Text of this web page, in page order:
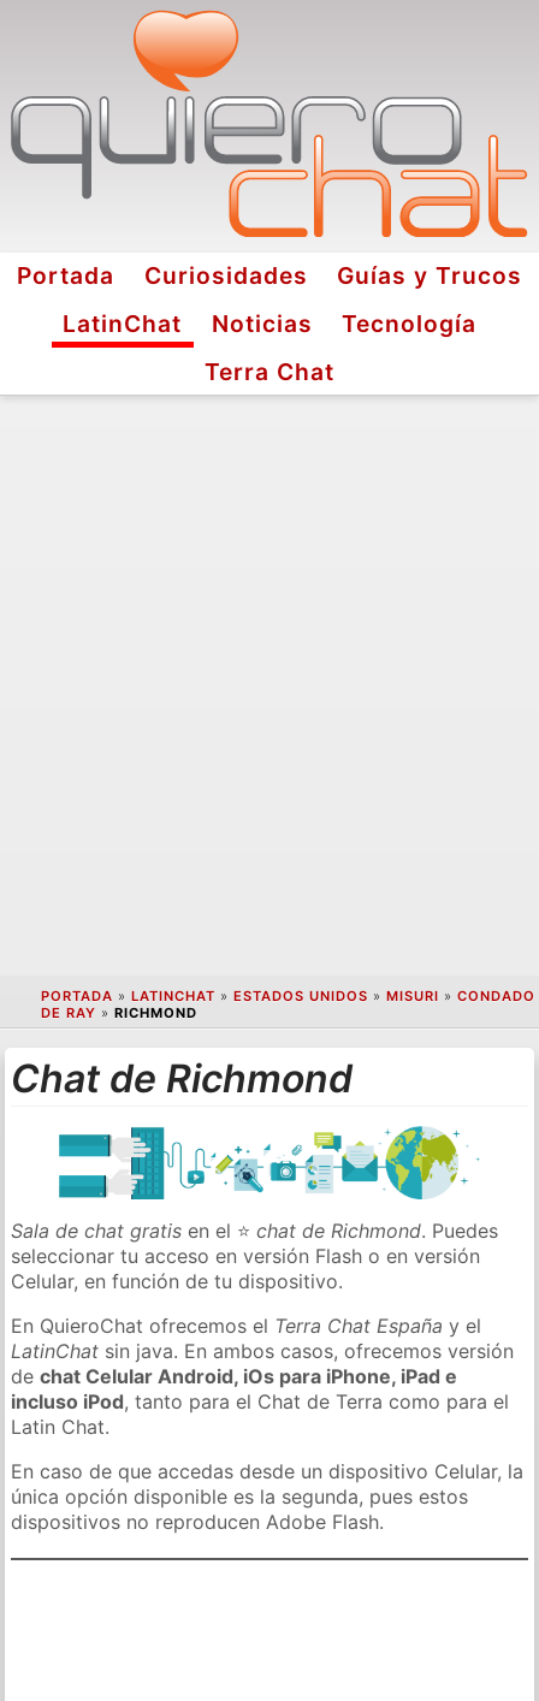
Portada Curiosidades
Guías y Trucos
LatinChat
Noticias
Tecnología
Terra Chat
PORTADA » LATINCHAT » ESTADOS UNIDOS » MISURI » CONDADO
DE RAY » RICHMOND
Chat de Richmond
Sala de chat gratis en el ⭐chat de Richmond. Puedes
seleccionar tu acceso en versión Flash o en versión
Celular, en función de tu dispositivo.
En QuieroChat ofrecemos el Terra Chat España y el
LatinChat sin java. En ambos casos, ofrecemos versión
dechat Celular Android, iOs para iPhone, iPad e
incluso iPod, tanto para el Chat de Terra como para el
Latin Chat.
En caso de que accedas desde un dispositivo Celular, la
única opción disponible es la segunda, pues estos
dispositivos no reproducen Adobe Flash.